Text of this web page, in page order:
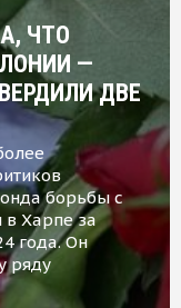
ЧТО
—
ДВЕ
борьбы с
в Харпе за
года. Он
ряду